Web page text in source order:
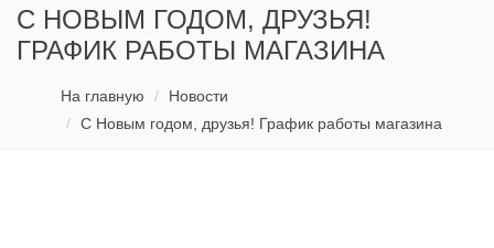
С НОВЫМ ГОДОМ, ДРУЗЬЯ!
ГРАФИК РАБОТЫ МАГАЗИНА
На главную
Новости
С Новым годом, друзья! График работы магазина